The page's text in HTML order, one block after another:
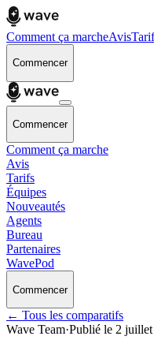
Comment ça marcheAvis
Commencer
Commencer
Comment ça marche
Avis
Tarifs
Équipes
Nouveautés
Agents
Bureau
Partenaires
WavePod
Commencer
← Tous les comparatifs
Wave Team·Publié le 2